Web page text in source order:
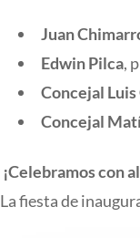
Juan
Edwin Pilca,
Concejal
Concejal
¡Celebramos con
La fiesta de